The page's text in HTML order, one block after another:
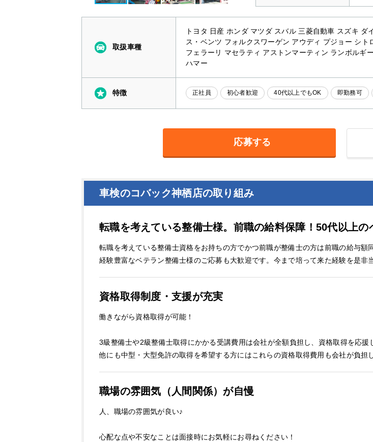
取扱車種
トヨタ 日産 ホンダ マツダ スバル 三菱自動車 スズキ
ス・ベンツ フォルクスワーゲン アウディ プジョー シ
フェラーリ マセラティ アストンマーティン ランボルギ
ハマー
特徴 正社員 初心者歓迎 40代以上でもOK 即勤務可
応募する
車検のコバック神栖店の取り組み
転職を考えている整備士様。前職の給料保障！50代以上の
転職を考えている整備士資格をお持ちの方でかつ前職が整備士の方は前職の給与額
経験豊富なベテラン整備士様のご応募も大歓迎です。今まで培って来た経験を是非
資格取得制度・支援が充実
働きながら資格取得が可能！
3級整備士や2級整備士取得にかかる受講費用は会社が全額負担し、資格取得を応援
他にも中型・大型免許の取得を希望する方にはこれらの資格取得費用も会社が負担
職場の雰囲気（人間関係）が自慢
人、職場の雰囲気が良い♪
心配な点や不安なことは面接時にお気軽にお尋ねください！